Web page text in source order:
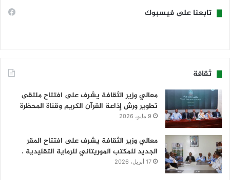
تابعنا على فيسبوك
ثقافة
معالي وزير الثقافة يشرف على افتتاح ملتقى
تطوير ورش إذاعة القرآن الكريم وقناة المحظرة
9 مايو، 2026
معالي وزير الثقافة يشرف على افتتاح المقر
الجديد للمكتب الموريتاني للرماية التقليدية .
17 أبريل، 2026